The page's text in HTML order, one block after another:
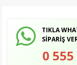
TIKLA
SİPARİŞ
0